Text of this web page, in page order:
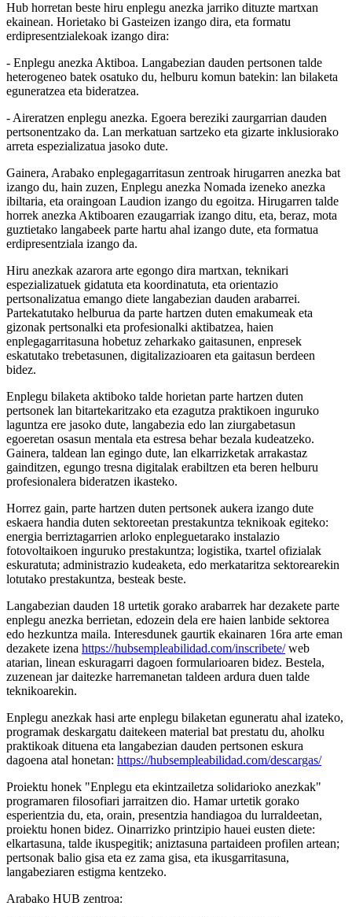
Hub horretan beste hiru enplegu anezka jarriko dituzte martxan
ekainean. Horietako bi Gasteizen izango dira, eta formatu
erdipresentzialekoak izango dira:
- Enplegu anezka Aktiboa. Langabezian dauden pertsonen talde
heterogeneo batek osatuko du, helburu komun batekin: lan bilaketa
eguneratzea eta bideratzea.
- Aireratzen enplegu anezka. Egoera bereziki zaurgarrian dauden
pertsonentzako da. Lan merkatuan sartzeko eta gizarte inklusiorako
arreta espezializatua jasoko dute.
Gainera, Arabako enplegagarritasun zentroak hirugarren anezka bat
izango du, hain zuzen, Enplegu anezka Nomada izeneko anezka
ibiltaria, eta oraingoan Laudion izango du egoitza. Hirugarren talde
horrek anezka Aktiboaren ezaugarriak izango ditu, eta, beraz, mota
guztietako langabeek parte hartu ahal izango dute, eta formatua
erdipresentziala izango da.
Hiru anezkak azarora arte egongo dira martxan, teknikari
espezializatuek gidatuta eta koordinatuta, eta orientazio
pertsonalizatua emango diete langabezian dauden arabarrei.
Partekatutako helburua da parte hartzen duten emakumeak eta
gizonak pertsonalki eta profesionalki aktibatzea, haien
enplegagarritasuna hobetuz zeharkako gaitasunen, enpresek
eskatutako trebetasunen, digitalizazioaren eta gaitasun berdeen
bidez.
Enplegu bilaketa aktiboko talde horietan parte hartzen duten
pertsonek lan bitartekaritzako eta ezagutza praktikoen inguruko
laguntza ere jasoko dute, langabezia edo lan ziurgabetasun
egoeretan osasun mentala eta estresa behar bezala kudeatzeko.
Gainera, taldean lan egingo dute, lan elkarrizketak arrakastaz
gainditzen, egungo tresna digitalak erabiltzen eta beren helburu
profesionalera bideratzen ikasteko.
Horrez gain, parte hartzen duten pertsonek aukera izango dute
eskaera handia duten sektoreetan prestakuntza teknikoak egiteko:
energia berriztagarrien arloko enpleguetarako instalazio
fotovoltaikoen inguruko prestakuntza; logistika, txartel ofizialak
eskuratuta; administrazio kudeaketa, edo merkataritza sektorearekin
lotutako prestakuntza, besteak beste.
Langabezian dauden 18 urtetik gorako arabarrek har dezakete parte
enplegu anezka berrietan, edozein dela ere haien lanbide sektorea
edo hezkuntza maila. Interesdunek gaurtik ekainaren 16ra arte eman
dezakete izena https://hubsempleabilidad.com/inscribete/web
atarian, linean eskuragarri dagoen formularioaren bidez. Bestela,
zuzenean jar daitezke harremanetan taldeen ardura duen talde
teknikoarekin.
Enplegu anezkak hasi arte enplegu bilaketan eguneratu ahal izateko,
programak deskargatu daitekeen material bat prestatu du, aholku
praktikoak dituena eta langabezian dauden pertsonen eskura
dagoena atal honetan: https://hubsempleabilidad.com/descargas/
Proiektu honek "Enplegu eta ekintzailetza solidarioko anezkak"
programaren filosofiari jarraitzen dio. Hamar urtetik gorako
esperientzia du, eta, orain, presentzia handiagoa du lurraldeetan,
proiektu honen bidez. Oinarrizko printzipio hauei eusten diete:
elkartasuna, talde ikuspegitik; aniztasuna partaideen profilen artean;
pertsonak balio gisa eta ez zama gisa, eta ikusgarritasuna,
langabeziaren estigma kentzeko.
Arabako HUB zentroa: